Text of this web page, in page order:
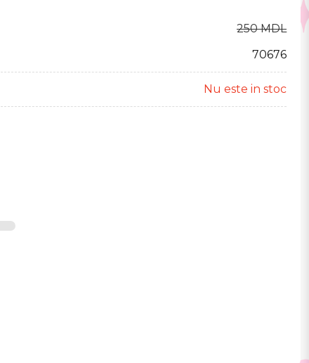
250 MDL
70676
Nu este in stoc